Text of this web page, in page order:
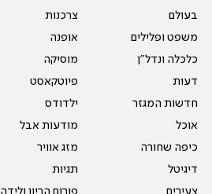
בעולם
משפט ופלילים
כלכלה ונדל"ן
דעות
חדשות המגזר
אוכל
כיפה שחורה
דיגיטל
צעירים
צרכנות
אופנה
מוסיקה
פיוטקאסט
ילדודס
מודעות אבל
מזג אוויר
תגיות
פורום הריון ולידה